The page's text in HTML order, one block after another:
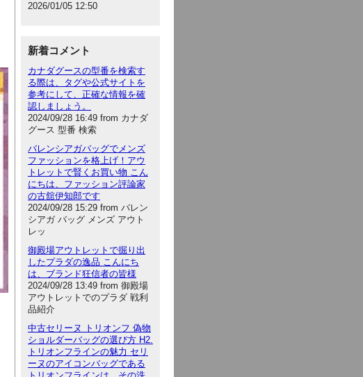
2026/01/05 12:50
新着コメント
カナダグースの型番を検索す
る際は、タグや公式サイトを
参考にして、正確な情報を確
認しましょう。
2024/09/28 16:49 from カナダ
グース 型番 検索
バレンシアガバッグでメンズ
ファッションを格上げ！アウ
トレットで賢くお買い物 こん
にちは、ファッション評論家
の古舘伊知郎です
2024/09/28 15:29 from バレン
シアガ バッグ メンズ アウト
レッ
御殿場アウトレットで掘り出
したプラダの逸品 こんにち
は、ブランド狂信者の皆様
2024/09/28 13:49 from 御殿場
アウトレットでのプラダ 戦利
品紹介
中古セリーヌ トリオンフ 偽物
ショルダーバッグの選び方 H2.
トリオンフラインの魅力 セリ
ーヌのアイコンバッグである